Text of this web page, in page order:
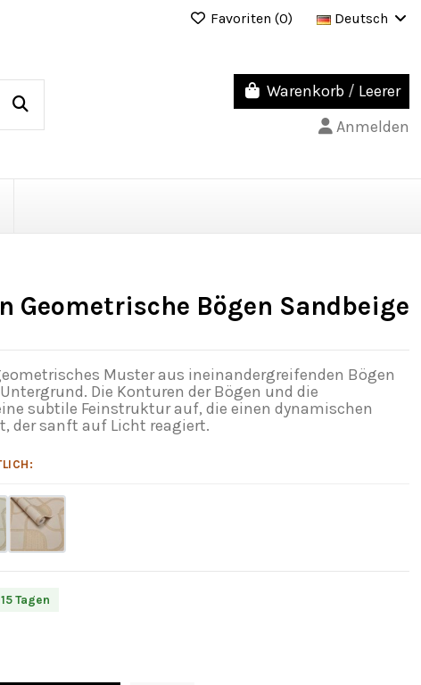
Favoriten (0) Deutsch
Warenkorb / Leerer
Anmelden
Geometrische Bögen Sandbeige
Muster aus ineinandergreifenden Bögen
Die Konturen der Bögen und die
subtile Feinstruktur auf, die einen dynamischen
der sanft auf Licht reagiert.
Tagen